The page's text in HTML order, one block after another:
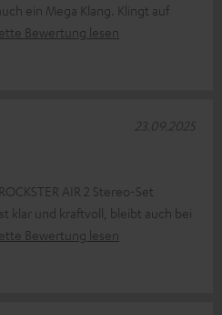
ein Mega Klang. Klingt auf
Bewertung lesen
AIR 2 Stereo-Set
klar und kraftvoll, bleibt auch bei
Bewertung lesen
23.09.2025